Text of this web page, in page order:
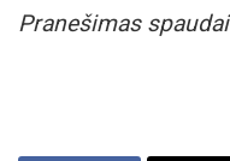
Pranešimas spaudai